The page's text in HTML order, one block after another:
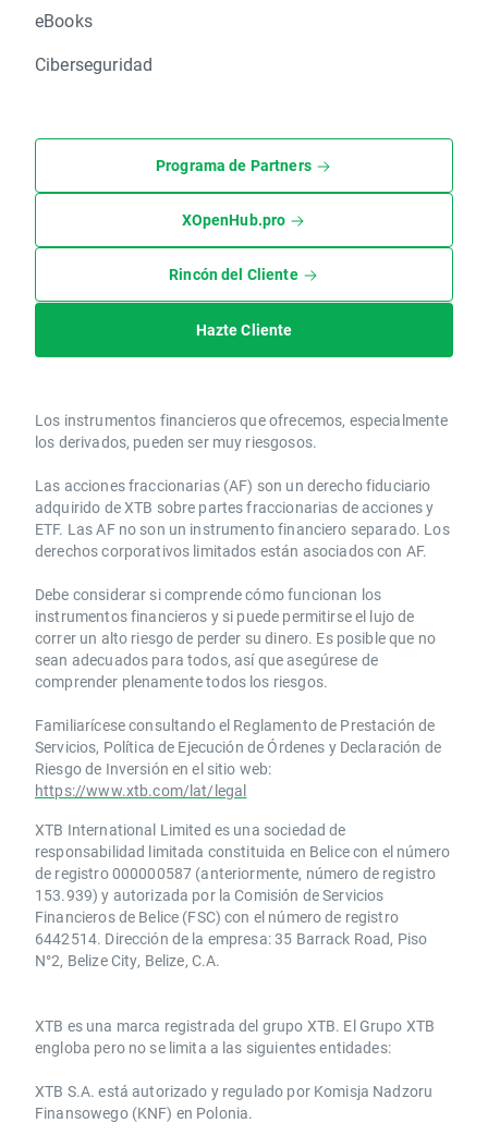
eBooks
Ciberseguridad
Programa de Partners
XOpenHub.pro
Rincón del Cliente
Hazte Cliente
Los instrumentos financieros que ofrecemos, especialmente
los derivados, pueden ser muy riesgosos.
Las acciones fraccionarias (AF) son un derecho fiduciario
adquirido de XTB sobre partes fraccionarias de acciones y
ETF. Las AF no son un instrumento financiero separado. Los
derechos corporativos limitados están asociados con AF.
Debe considerar si comprende cómo funcionan los
instrumentos financieros y si puede permitirse el lujo de
correr un alto riesgo de perder su dinero. Es posible que no
sean adecuados para todos, así que asegúrese de
comprender plenamente todos los riesgos.
Familiarícese consultando el Reglamento de Prestación de
Servicios, Política de Ejecución de Órdenes y Declaración de
Riesgo de Inversión en el sitio web:
https://www.xtb.com/lat/legal
XTB International Limited es una sociedad de
responsabilidad limitada constituida en Belice con el número
de registro 000000587 (anteriormente, número de registro
153.939) y autorizada por la Comisión de Servicios
Financieros de Belice (FSC) con el número de registro
6442514. Dirección de la empresa: 35 Barrack Road, Piso
N°2, Belize City, Belize, C.A.
​​XTB es una marca registrada del grupo XTB. El Grupo XTB
engloba pero no se limita a las siguientes entidades:
XTB S.A.​ está autorizado y regulado por Komisja Nadzoru
Finansowego (KNF) ​en Polonia.